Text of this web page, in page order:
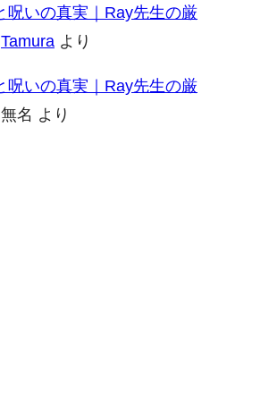
呪いの真実｜Ray先生の厳
Tamura より
呪いの真実｜Ray先生の厳
無名 より